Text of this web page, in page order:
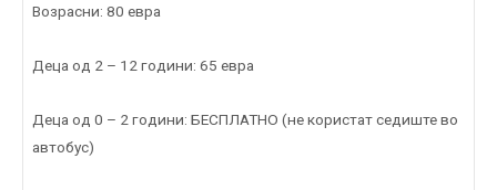
Возрасни: 80 евра
Деца од 2 – 12 години: 65 евра
Деца од 0 – 2 години: БЕСПЛАТНО (не користат седиште во
автобус)